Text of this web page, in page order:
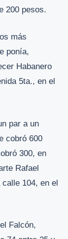
200 pesos.
más
ponía,
Habanero
5ta., en el
par a un
cobró 600
300, en
Rafael
104, en el
Falcón,